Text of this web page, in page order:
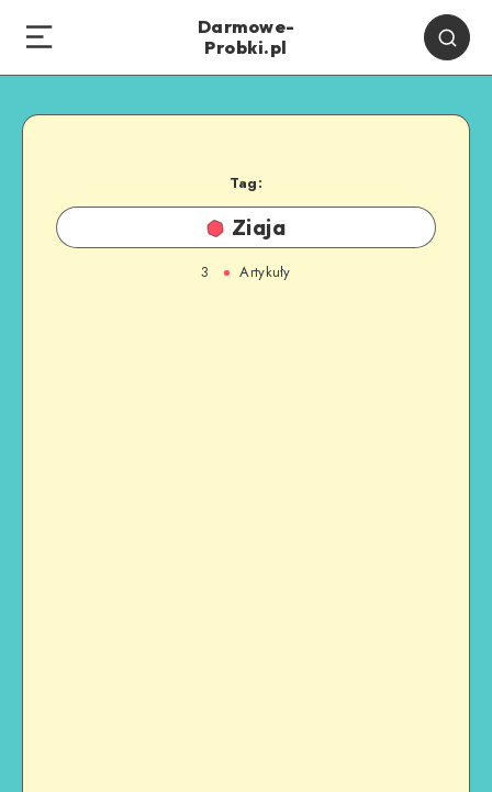
Darmowe-
Probki.pl
Tag:
Ziaja
3 Artykuły